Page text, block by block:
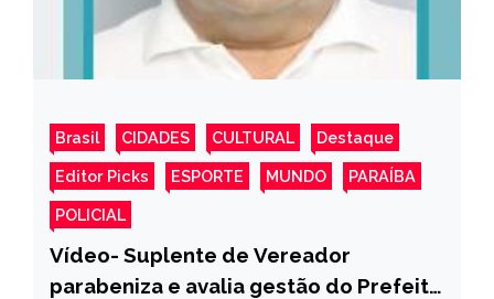
Brasil CIDADES CULTURAL Destaque
Editor Picks ESPORTE MUNDO PARAÍBA
POLICIAL
Vídeo- Suplente de Vereador
parabeniza e avalia gestão do Prefeito